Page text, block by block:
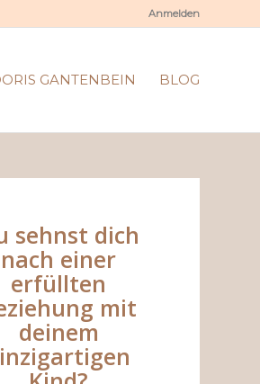
Anmelden
GANTENBEIN BLOG
sehnst dich
nach einer
erfüllten
mit
deinem